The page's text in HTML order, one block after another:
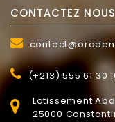
CONTACTEZ NOUS
(+213) 555 61 30
Lotissement
25000